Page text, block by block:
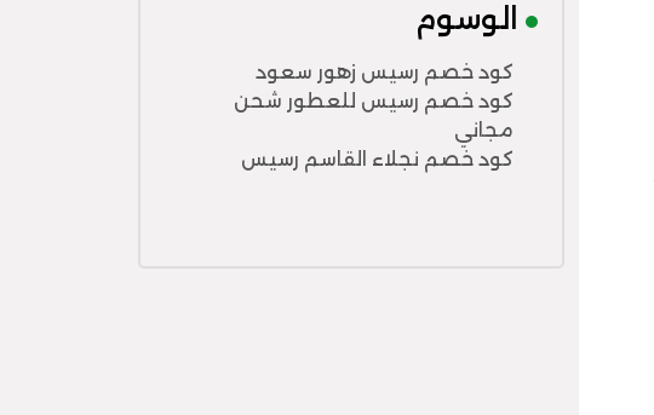
الوسوم
كود خصم رسيس زهور سعود
كود خصم رسيس للعطور شحن
مجاني
كود خصم نجلاء القاسم رسيس